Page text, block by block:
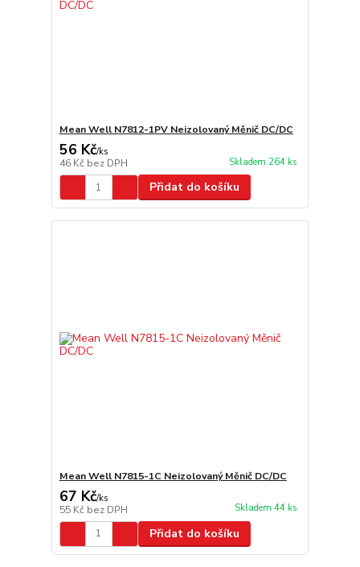
Mean Well N7812-1PV Neizolovaný Měnič DC/DC
56 Kč/ks
46 Kč bez DPH Skladem 264 ks
Přidat do košíku
Mean Well N7815-1C Neizolovaný Měnič DC/DC
67 Kč/ks
55 Kč bez DPH Skladem 44 ks
Přidat do košíku